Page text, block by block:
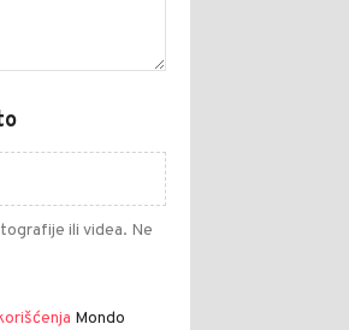
ili videa. Ne
Mondo